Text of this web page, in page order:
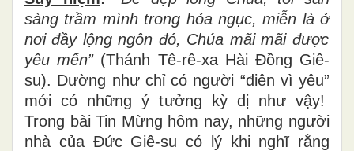
sàng trầm mình trong hỏa ngục, miễn là ở
nơiđầy lộng ngôn đó, Chúa mãi mãi được
yêu mến”(Thánh Tê-rê-xa Hài Đồng Giê-
su). Dường nhưchỉcó người “điên vì yêu”
mới có nhữngý tưởng kỳdị nhưvậy!
Trong bài Tin Mừng hôm nay, những người
nhà của Đức Giê-su có lýkhi nghĩrằng